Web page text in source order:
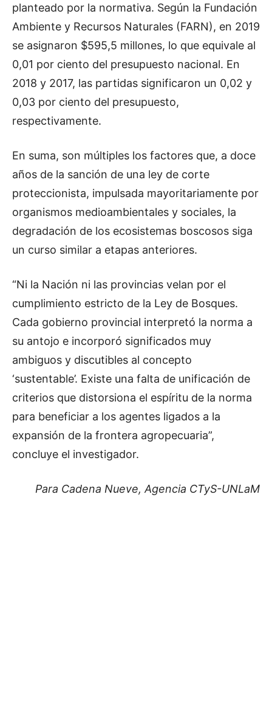
planteado por la normativa. Según la Fundación
Ambiente y Recursos Naturales (FARN), en 2019
se asignaron $595,5 millones, lo que equivale al
0,01 por ciento del presupuesto nacional. En
2018 y 2017, las partidas significaron un 0,02 y
0,03 por ciento del presupuesto,
respectivamente.
En suma, son múltiples los factores que, a doce
años de la sanción de una ley de corte
proteccionista, impulsada mayoritariamente por
organismos medioambientales y sociales, la
degradación de los ecosistemas boscosos siga
un curso similar a etapas anteriores.
“Ni la Nación ni las provincias velan por el
cumplimiento estricto de la Ley de Bosques.
Cada gobierno provincial interpretó la norma a
su antojo e incorporó significados muy
ambiguos y discutibles al concepto
‘sustentable’. Existe una falta de unificación de
criterios que distorsiona el espíritu de la norma
para beneficiar a los agentes ligados a la
expansión de la frontera agropecuaria”,
concluye el investigador.
Para Cadena Nueve, Agencia CTyS-UNLaM